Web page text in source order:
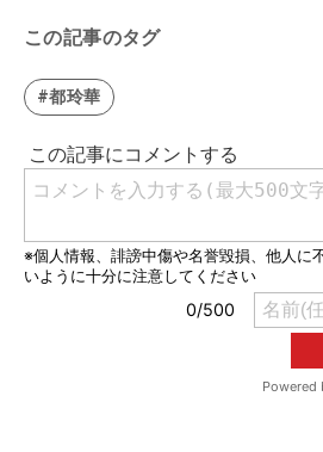
この記事のタグ
#都玲華